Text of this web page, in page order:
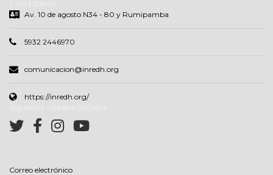
Av. 10 de agosto N34 - 80 y Rumipamba
5932 2446970
comunicacion@inredh.org
https://inredh.org/
Correo electrónico